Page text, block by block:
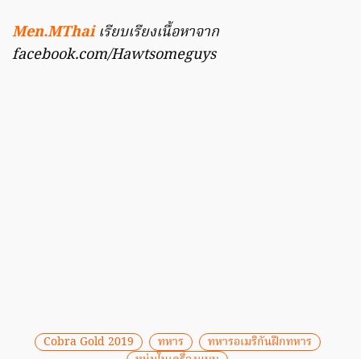
Men.MThaiเรียบเรียงเนื้อหาจาก
facebook.com/Hawtsomeguys
Cobra Gold 2019 ทหาร
ทหารอเมริกันฝึกทหาร